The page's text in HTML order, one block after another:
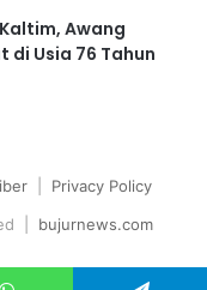
Awang
di Usia 76 Tahun
Privacy Policy
| bujurnews.com